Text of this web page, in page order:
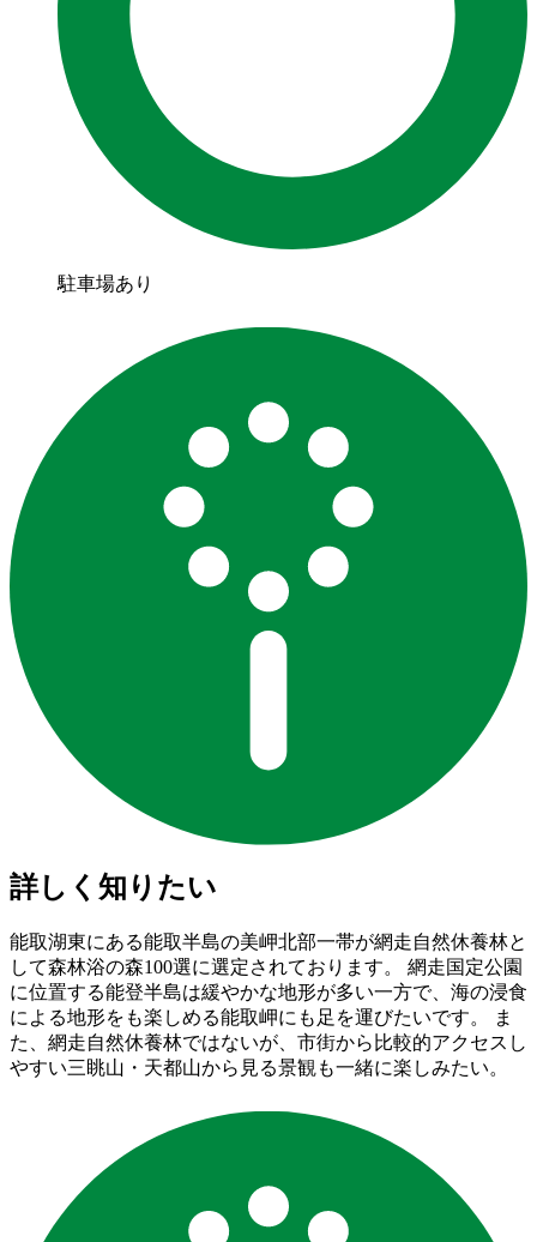
駐車場あり
詳しく知りたい
能取湖東にある能取半島の美岬北部一帯が網走自然休養林と
して森林浴の森100選に選定されております。 網走国定公園
に位置する能登半島は緩やかな地形が多い一方で、海の浸食
による地形をも楽しめる能取岬にも足を運びたいです。 ま
た、網走自然休養林ではないが、市街から比較的アクセスし
やすい三眺山・天都山から見る景観も一緒に楽しみたい。